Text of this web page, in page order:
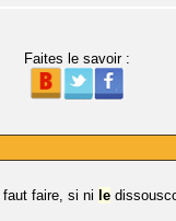
Faites le savoir :
faire, si ni le